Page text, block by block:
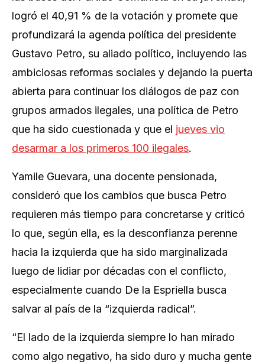
logró el 40,91 % de la votación y promete que
profundizará la agenda política del presidente
Gustavo Petro, su aliado político, incluyendo las
ambiciosas reformas sociales y dejando la puerta
abierta para continuar los diálogos de paz con
grupos armados ilegales, una política de Petro
que ha sido cuestionada y que el jueves vio
desarmar a los primeros 100 ilegales.
Yamile Guevara, una docente pensionada,
consideró que los cambios que busca Petro
requieren más tiempo para concretarse y criticó
lo que, según ella, es la desconfianza perenne
hacia la izquierda que ha sido marginalizada
luego de lidiar por décadas con el conflicto,
especialmente cuando De la Espriella busca
salvar al país de la “izquierda radical”.
“El lado de la izquierda siempre lo han mirado
como algo negativo, ha sido duro y mucha gente